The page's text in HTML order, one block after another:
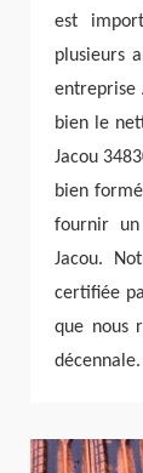
est
plusieurs
entreprise
bien le
Jacou
bien
fournir
Jacou.
certifiée
que nous
décennale.